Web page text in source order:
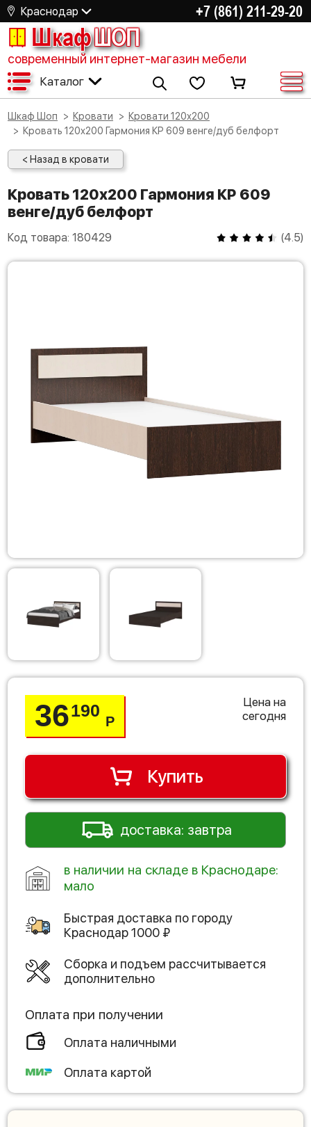
Краснодар +7 (861) 211-29-20
ШкафШОП
современный интернет-магазин мебели
Каталог
Шкаф Шоп Кровати
Кровати 120х200
Кровать 120х200 Гармония КР 609 венге/дуб белфорт
< Назад в кровати
Кровать 120х200 Гармония КР 609
венге/дуб белфорт
Код товара: 180429 (4.5)
36190
Р
Цена на
сегодня
Купить
доставка: завтра
в наличии на складе в Краснодаре:
мало
Быстрая доставка по городу
Краснодар1000 ₽
Сборка и подъем рассчитывается
дополнительно
Оплата при получении
Оплата наличными
Оплата картой